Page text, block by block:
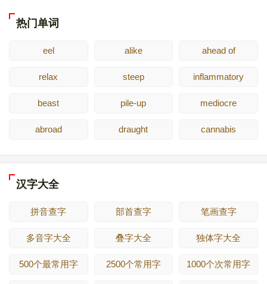
热门单词
eel alike ahead of
relax steep inflammatory
beast pile-up mediocre
abroad draught cannabis
汉字大全
拼音查字 部首查字 笔画查字
多音字大全 叠字大全 独体字大全
500个最常用字 2500个常用字 1000个次常用字